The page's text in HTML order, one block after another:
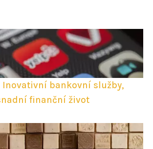
Inovativní bankovní služby,
finanční život